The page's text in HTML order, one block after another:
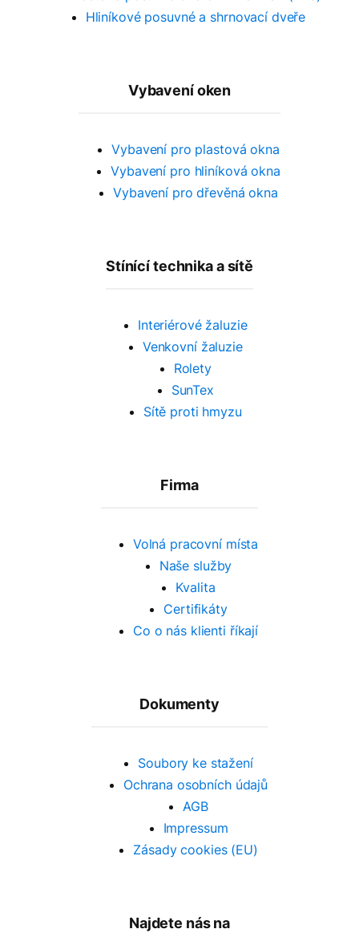
Hliníkové posuvné a shrnovací dveře
Vybavení oken
Vybavení pro plastová okna
Vybavení pro hliníková okna
Vybavení pro dřevěná okna
Stínící technika a sítě
Interiérové žaluzie
Venkovní žaluzie
Rolety
SunTex
Sítě proti hmyzu
Firma
Volná pracovní místa
Naše služby
Kvalita
Certifikáty
Co o nás klienti říkají
Dokumenty
Soubory ke stažení
Ochrana osobních údajů
AGB
Impressum
Zásady cookies (EU)
Najdete nás na